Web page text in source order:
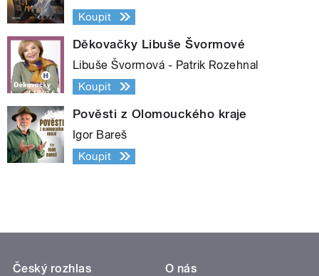
Koupit
Děkovačky Libuše Švormové
Libuše Švormová - Patrik Rozehnal
Koupit
Pověsti z Olomouckého kraje
Igor Bareš
Koupit
Český rozhlas
O nás